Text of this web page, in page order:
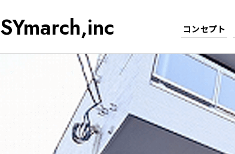
SYmarch,inc コンセプト